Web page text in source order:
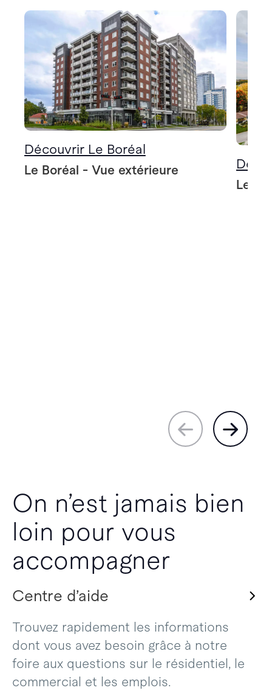
Découvrir Le Boréal
Le Boréal - Vue extérieure
Le
On n’est jamais bien
loin pour vous
accompagner
Centre d’aide
Trouvez rapidement les informations
dont vous avez besoin grâce à notre
foire aux questions sur le résidentiel, le
commercial et les emplois.